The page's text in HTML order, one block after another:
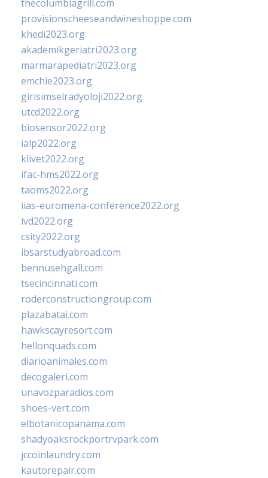
thecolumbiagrill.com
provisionscheeseandwineshoppe.com
khedi2023.org
akademikgeriatri2023.org
marmarapediatri2023.org
emchie2023.org
girisimselradyoloji2022.org
utcd2022.org
biosensor2022.org
ialp2022.org
klivet2022.org
ifac-hms2022.org
taoms2022.org
iias-euromena-conference2022.org
ivd2022.org
csity2022.org
ibsarstudyabroad.com
bennusehgall.com
tsecincinnati.com
roderconstructiongroup.com
plazabatai.com
hawkscayresort.com
hellonquads.com
diarioanimales.com
decogaleri.com
unavozparadios.com
shoes-vert.com
elbotanicopanama.com
shadyoaksrockportrvpark.com
jccoinlaundry.com
kautorepair.com